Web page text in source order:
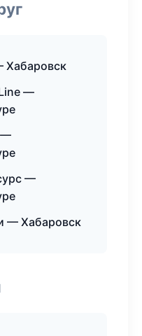
Хабаровск
—
—
—
— Хабаровск